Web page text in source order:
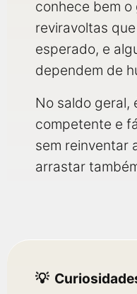
conhece bem
reviravoltas
esperado, e
dependem de
No saldo geral,
competente e
sem reinventar
arrastar